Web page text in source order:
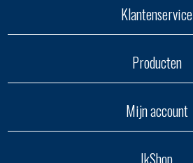
Klantenservice
Producten
Mijn account
IkShop